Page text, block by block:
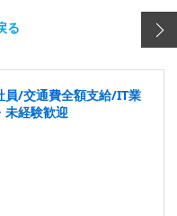
る
員/交通費全額支給/IT業
未経験歓迎